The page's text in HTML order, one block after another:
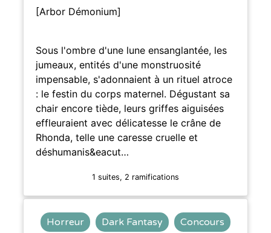
[Arbor Démonium]
Sous l'ombre d'une lune ensanglantée, les
jumeaux, entités d'une monstruosité
impensable, s'adonnaient à un rituel atroce
: le festin du corps maternel. Dégustant sa
chair encore tiède, leurs griffes aiguisées
effleuraient avec délicatesse le crâne de
Rhonda, telle une caresse cruelle et
déshumanis&eacut…
1 suites, 2 ramifications
Horreur Dark Fantasy Concours